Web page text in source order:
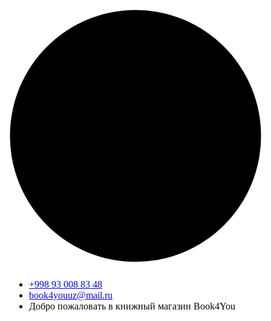
+998 93 008 83 48
book4youuz@mail.ru
Добро пожаловать в книжный магазин Book4You